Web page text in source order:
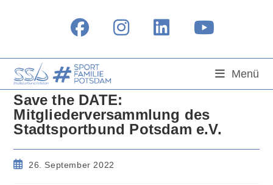
Menü
Save the DATE:
Mitgliederversammlung des
Stadtsportbund Potsdam e.V.
Beitrag26. September 2022